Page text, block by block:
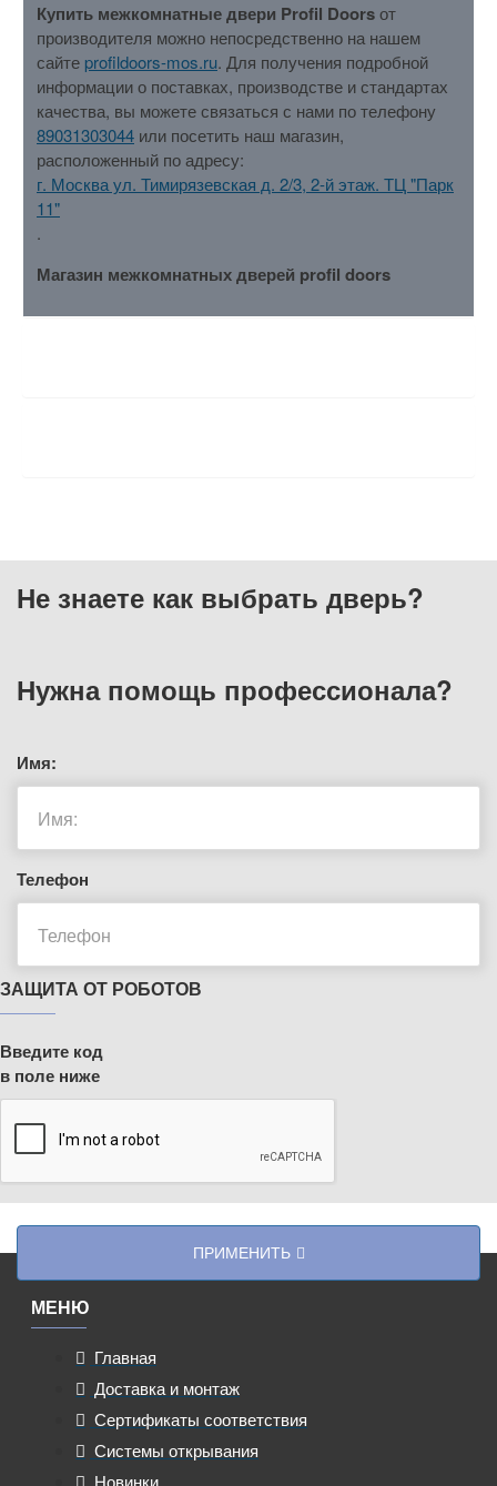
Купить межкомнатные двери Profil Doorsот
производителя можно непосредственно на нашем
сайте profildoors-mos.ru. Для получения подробной
информации о поставках, производстве и стандартах
качества, вы можете связаться с нами по телефону
89031303044 или посетить наш магазин,
расположенный по адресу:
г. Москва ул. Тимирязевская д. 2/3, 2-й этаж. ТЦ "Парк
11"
.
Магазин межкомнатных дверей profil doors
Не знаете как выбрать дверь?
Нужна помощь профессионала?
Имя:
Телефон
ЗАЩИТА ОТ РОБОТОВ
Введите код
в поле ниже
ПРИМЕНИТЬ
МЕНЮ
Главная
Доставка и монтаж
Сертификаты соответствия
Системы открывания
Новинки